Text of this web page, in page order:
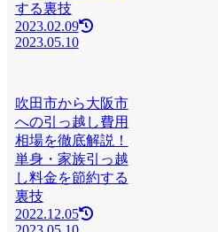
する裏技
2023.02.09
2023.05.10
吹田市から大阪市
への引っ越し費用
相場を徹底解説！
単身・家族引っ越
し料金を節約する
裏技
2022.12.05